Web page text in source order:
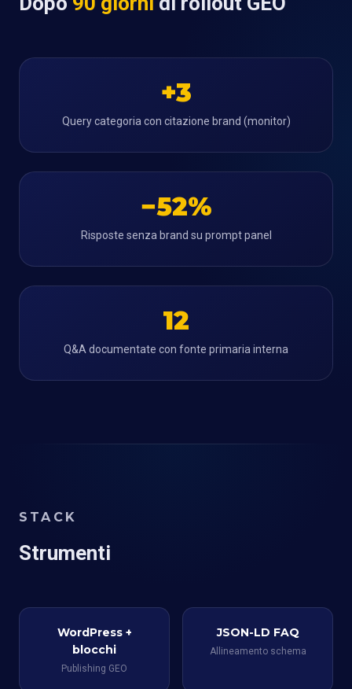
+3
Query categoria con citazione brand (monitor)
−52%
Risposte senza brand su prompt panel
12
Q&A documentate con fonte primaria interna
STACK
Strumenti
WordPress +
blocchi
Publishing GEO
JSON-LD FAQ
Allineamento schema